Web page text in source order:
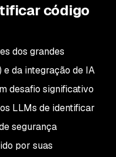
código
dos grandes
da integração de IA
desafio significativo
LLMs de identificar
segurança
por suas